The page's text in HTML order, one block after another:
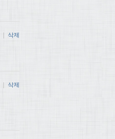
삭제
삭제